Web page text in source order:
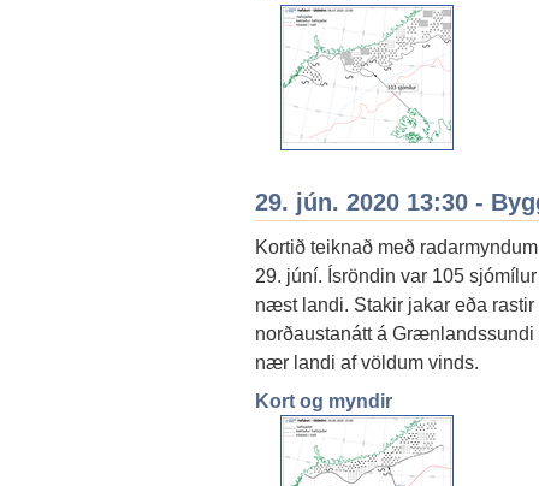
29. jún. 2020 13:30 -
Kortið teiknað með
29. júní. Ísröndin var 105
næst landi. Stakir jakar eða
norðaustanátt á
nær landi af völdum vinds.
Kort og myndir